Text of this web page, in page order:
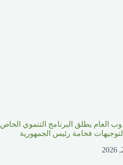
العام يطلق البرنامج التنموي الخاص
لتوجيهات فخامة رئيس الجمهورية